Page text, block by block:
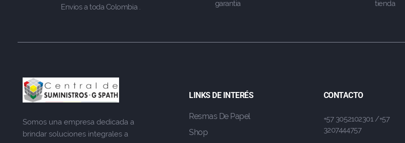
Envios a toda Colombia .
garantia
tienda
Somos una empresa dedicada a
brindar soluciones integrales a
LINKS DE INTERÉS
Resmas De Papel
Shop
CONTACTO
+57 3052102301 /+57
3207444757